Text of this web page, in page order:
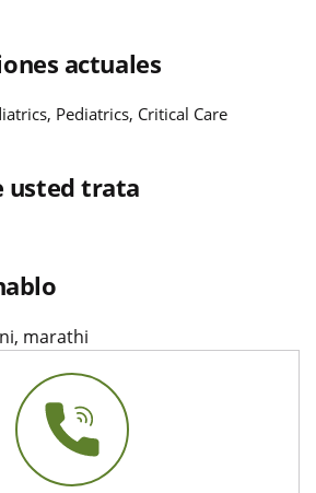
actuales
Pediatrics, Critical Care
usted trata
marathi